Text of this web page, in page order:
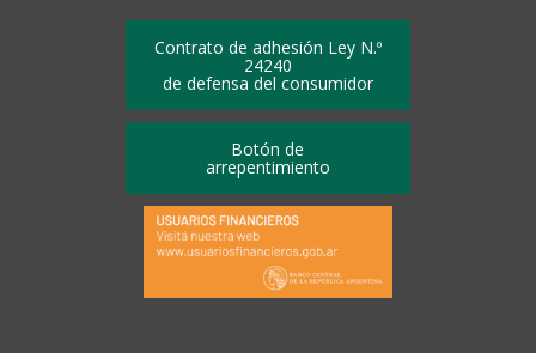
Contrato de adhesión Ley N.º
24240
de defensa del consumidor
Botón de
arrepentimiento